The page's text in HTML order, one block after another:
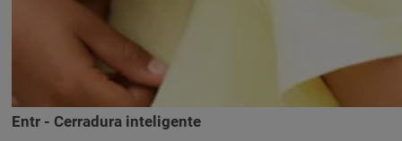
Entr - Cerradura inteligente